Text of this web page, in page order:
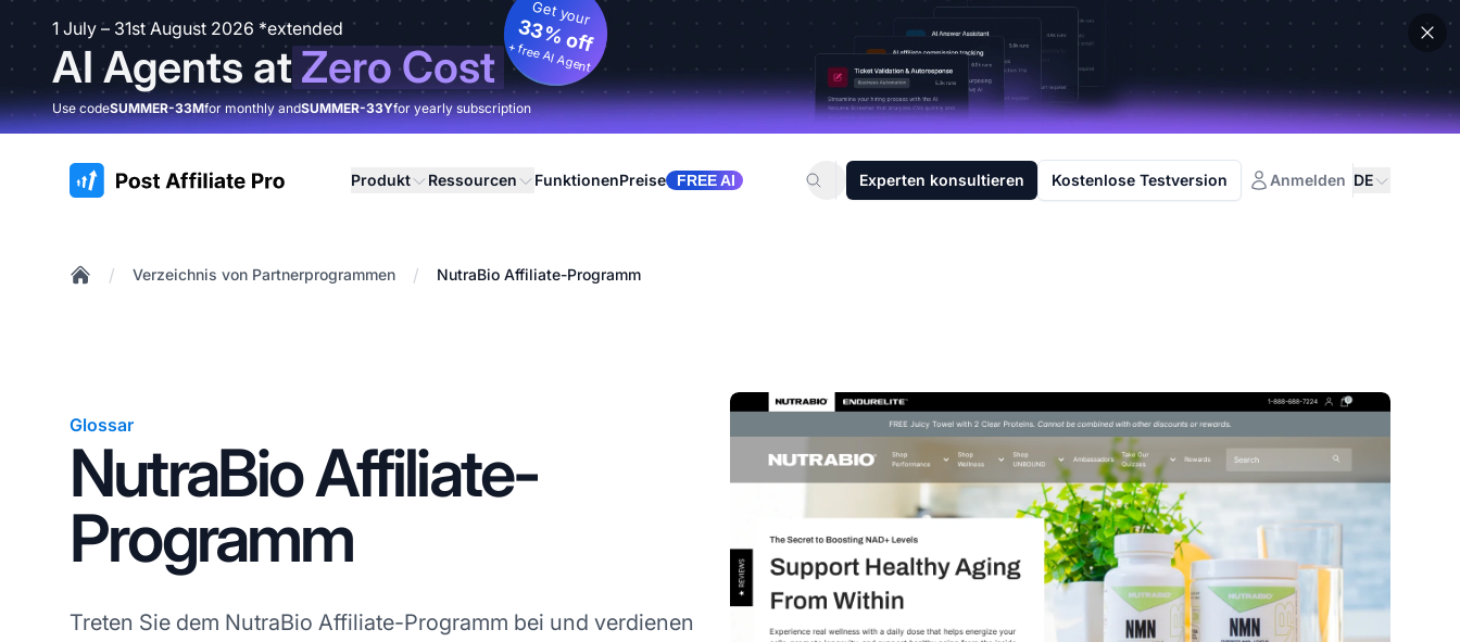
1 July – 31st August 2026 *extended
AI Agents atZero Cost
Get your
33% off
+ free AI Agent
Use codeSUMMER-33Mfor monthly andSUMMER-33Yfor yearly subscription
:site.title Produkt Ressourcen FunktionenPreise FREE AI Experten konsultieren Kostenlose Testversion Anmelden DE
/ Verzeichnis von Partnerprogrammen / NutraBio Affiliate-Programm
Glossar
NutraBio Affiliate-
Programm
Treten Sie dem NutraBio Affiliate-Programm bei und verdienen